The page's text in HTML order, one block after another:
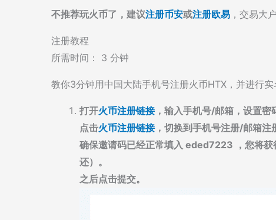
不推荐玩火币了，建议注册币安或注册欧易 ，交易大
注册教程
所需时间： 3 分钟
教你3分钟用中国大陆手机号注册火币HTX，并进行实
打开火币注册链接，输入手机号/邮箱，设置密
点击火币注册链接，切换到手机号注册/邮箱注
确保邀请码已经正常填入 eded7223 ，您将
还）。
之后点击提交。